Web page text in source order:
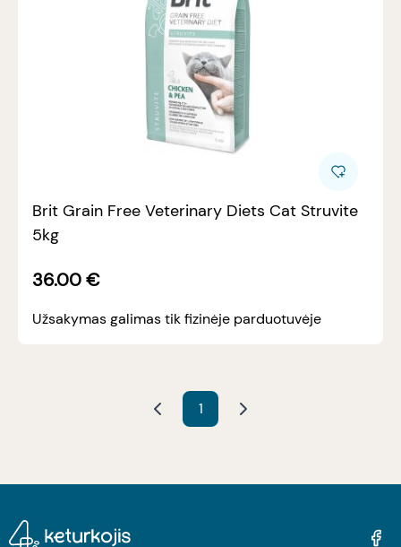
Brit Grain Free Veterinary Diets Cat Struvite
5kg
36.00€
Užsakymas galimas tik fizinėje parduotuvėje
1